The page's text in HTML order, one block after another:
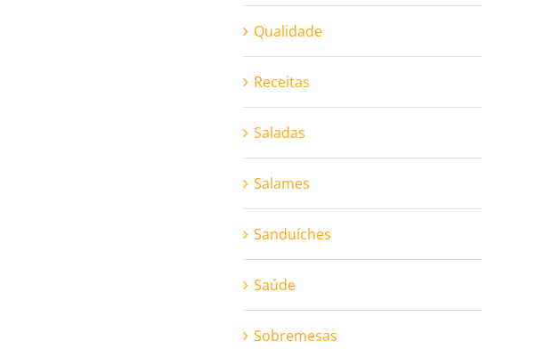
Qualidade
Receitas
Saladas
Salames
Sanduíches
Saúde
Sobremesas